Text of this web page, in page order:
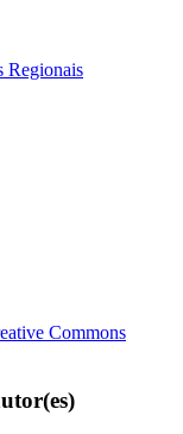
Regionais
Commons